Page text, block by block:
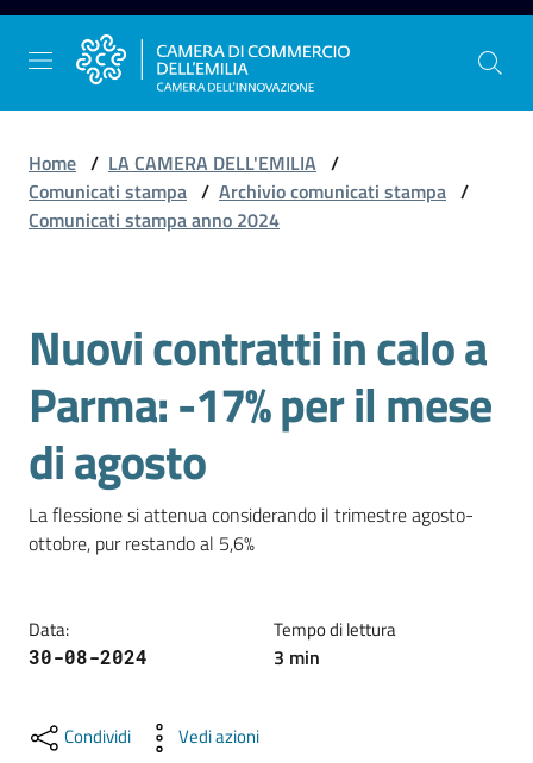
Vai al contenuto
Vai alla navigazione
Vai al footer
Gestire
l'impresa
Promuovere
l'impresa
territorio
Tutelare
l'Impresa
Home / LA CAMERA DELL'EMILIA /
Comunicati stampa / Archivio comunicati stampa /
Comunicati stampa anno 2024
Salta al contenuto
Nuovi contratti in calo a
Parma: -17% per il mese
di agosto
La flessione si attenua considerando il trimestre agosto-
ottobre, pur restando al 5,6%
Data:
30-08-2024
Tempo di lettura
3 min
Condividi Vedi azioni